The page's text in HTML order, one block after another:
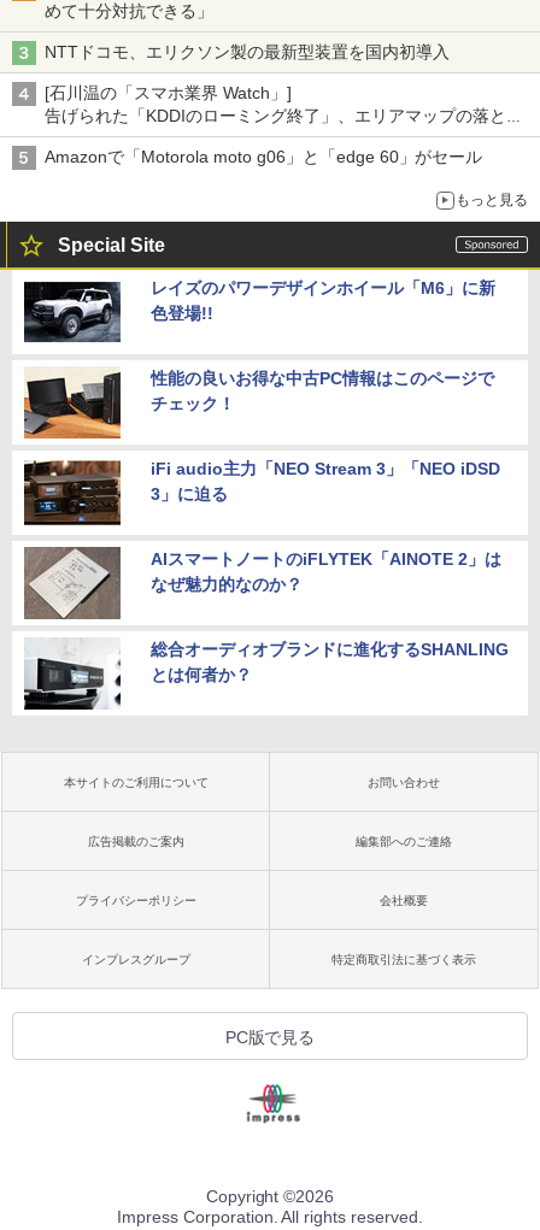
めて十分対抗できる」
NTTドコモ、エリクソン製の最新型装置を国内初導入
[石川温の「スマホ業界 Watch」]
告げられた「KDDIのローミング終了」、エリアマップの落とし
穴と楽天モバイルの課題
Amazonで「Motorola moto g06」と「edge 60」がセール
もっと見る
Special Site
レイズのパワーデザインホイール「M6」に新
色登場!!
性能の良いお得な中古PC情報はこのページで
チェック！
iFi audio主力「NEO Stream 3」「NEO iDSD
3」に迫る
AIスマートノートのiFLYTEK「AINOTE 2」は
なぜ魅力的なのか？
総合オーディオブランドに進化するSHANLING
とは何者か？
本サイトのご利用について お問い合わせ
広告掲載のご案内 編集部へのご連絡
プライバシーポリシー 会社概要
インプレスグループ 特定商取引法に基づく表示
PC版で見る
Copyright ©2026
Impress Corporation. All rights reserved.